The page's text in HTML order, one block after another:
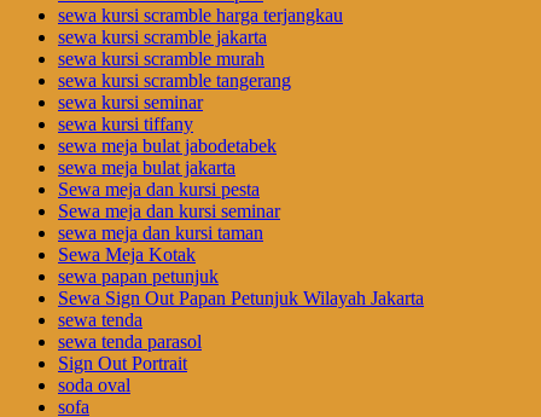
sewa kursi scramble harga terjangkau
sewa kursi scramble jakarta
sewa kursi scramble murah
sewa kursi scramble tangerang
sewa kursi seminar
sewa kursi tiffany
sewa meja bulat jabodetabek
sewa meja bulat jakarta
Sewa meja dan kursi pesta
Sewa meja dan kursi seminar
sewa meja dan kursi taman
Sewa Meja Kotak
sewa papan petunjuk
Sewa Sign Out Papan Petunjuk Wilayah Jakarta
sewa tenda
sewa tenda parasol
Sign Out Portrait
soda oval
sofa